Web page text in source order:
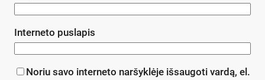
Interneto puslapis
Noriu savo interneto naršyklėje išsaugoti vardą, el.